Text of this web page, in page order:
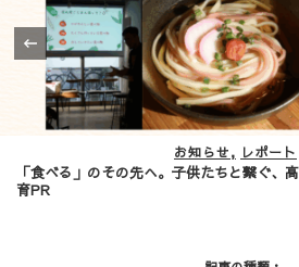
お知らせ レポート
「食べる」のその先へ。子供たちと繋ぐ、
育PR
‹